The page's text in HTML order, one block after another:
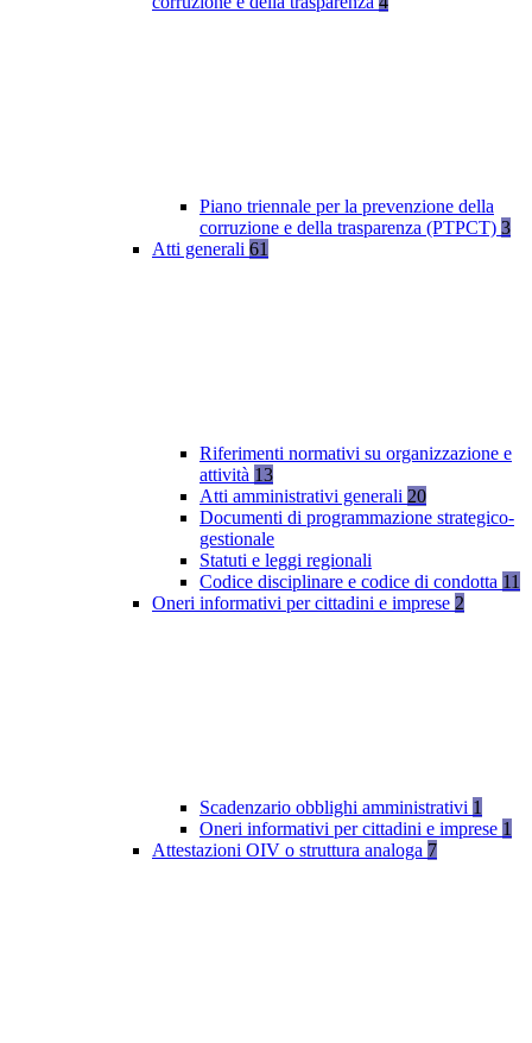
Piano triennale per la prevenzione della
corruzione e della trasparenza (PTPCT) 3
Atti generali 61
Riferimenti normativi su organizzazione e
attività 13
Atti amministrativi generali 20
Documenti di programmazione strategico-
gestionale
Statuti e leggi regionali
Codice disciplinare e codice di condotta 11
Oneri informativi per cittadini e imprese 2
Scadenzario obblighi amministrativi 1
Oneri informativi per cittadini e imprese 1
Attestazioni OIV o struttura analoga 7